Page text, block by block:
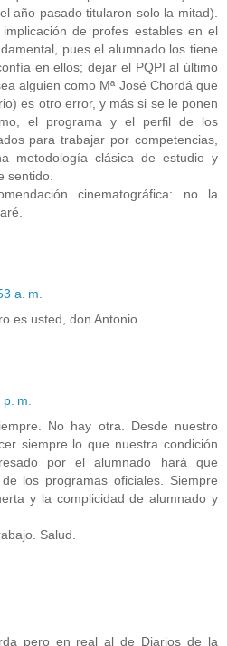
año pasado titularon solo la mitad).
de profes estables en el
pues el alumnado los tiene
en ellos; dejar el PQPI al último
alguien como Mª José Chordá que
es otro error, y más si se le ponen
el programa y el perfil de los
para trabajar por competencias,
metodología clásica de estudio y
sentido.
cinematográfica: no la
a. m.
es usted, don Antonio…
m.
No hay otra. Desde nuestro
siempre lo que nuestra condición
por el alumnado hará que
los programas oficiales. Siempre
y la complicidad de alumnado y
Salud.
pero en real al de Diarios de la